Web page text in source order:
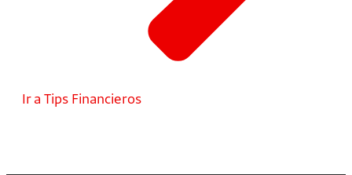
Ir a Tips Financieros